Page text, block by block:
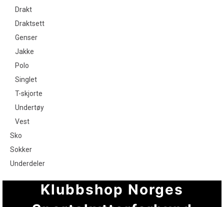
Drakt
Draktsett
Genser
Jakke
Polo
Singlet
T-skjorte
Undertøy
Vest
Sko
Sokker
Underdeler
Klubbshop Norges